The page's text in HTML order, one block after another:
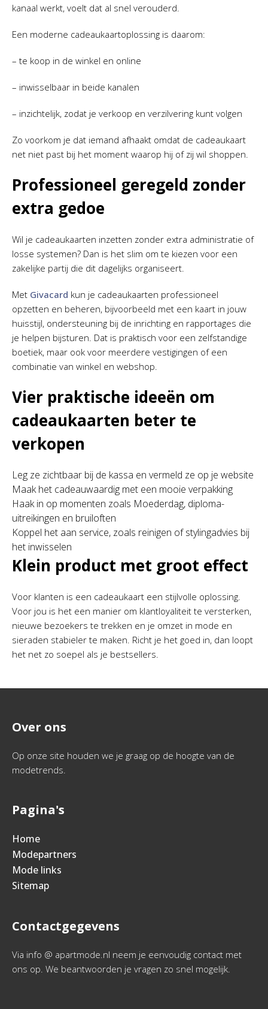
kanaal werkt, voelt dat al snel verouderd.
Een moderne cadeaukaartoplossing is daarom:
– te koop in de winkel en online
– inwisselbaar in beide kanalen
– inzichtelijk, zodat je verkoop en verzilvering kunt volgen
Zo voorkom je dat iemand afhaakt omdat de cadeaukaart
net niet past bij het moment waarop hij of zij wil shoppen.
Professioneel geregeld zonder
extra gedoe
Wil je cadeaukaarten inzetten zonder extra administratie of
losse systemen? Dan is het slim om te kiezen voor een
zakelijke partij die dit dagelijks organiseert.
Met Givacard kun je cadeaukaarten professioneel
opzetten en beheren, bijvoorbeeld met een kaart in jouw
huisstijl, ondersteuning bij de inrichting en rapportages die
je helpen bijsturen. Dat is praktisch voor een zelfstandige
boetiek, maar ook voor meerdere vestigingen of een
combinatie van winkel en webshop.
Vier praktische ideeën om
cadeaukaarten beter te
verkopen
Leg ze zichtbaar bij de kassa en vermeld ze op je website
Maak het cadeauwaardig met een mooie verpakking
Haak in op momenten zoals Moederdag, diploma-
uitreikingen en bruiloften
Koppel het aan service, zoals reinigen of stylingadvies bij
het inwisselen
Klein product met groot effect
Voor klanten is een cadeaukaart een stijlvolle oplossing.
Voor jou is het een manier om klantloyaliteit te versterken,
nieuwe bezoekers te trekken en je omzet in mode en
sieraden stabieler te maken. Richt je het goed in, dan loopt
het net zo soepel als je bestsellers.
Over ons
Op onze site houden we je graag op de hoogte van de
modetrends.
Pagina's
Home
Modepartners
Mode links
Sitemap
Contactgegevens
Via info @ apartmode.nl neem je eenvoudig contact met
ons op. We beantwoorden je vragen zo snel mogelijk.